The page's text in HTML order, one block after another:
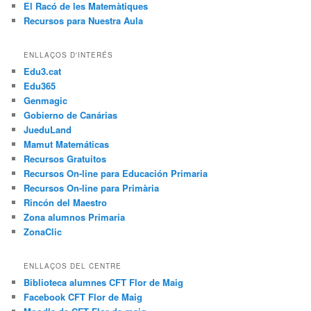
El Racó de les Matemàtiques
Recursos para Nuestra Aula
ENLLAÇOS D'INTERÉS
Edu3.cat
Edu365
Genmagic
Gobierno de Canárias
JueduLand
Mamut Matemáticas
Recursos Gratuitos
Recursos On-line para Educación Primaria
Recursos On-line para Primària
Rincón del Maestro
Zona alumnos Primaria
ZonaClic
ENLLAÇOS DEL CENTRE
Biblioteca alumnes CFT Flor de Maig
Facebook CFT Flor de Maig